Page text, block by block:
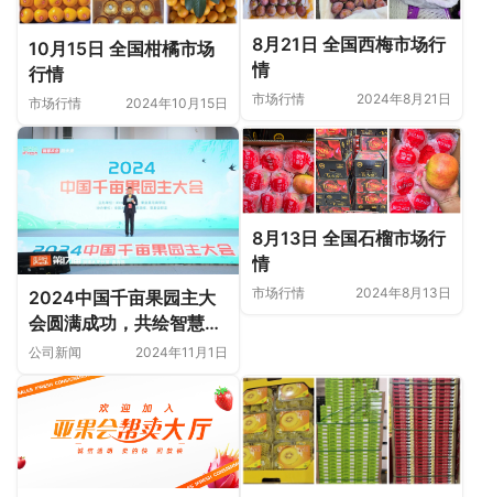
10月15日 全国柑橘市场
行情
市场行情 2024年10月15日
8月21日 全国西梅市场行
情
市场行情 2024年8月21日
2024中国千亩果园主大
会圆满成功，共绘智慧农
业新蓝图
公司新闻 2024年11月1日
8月13日 全国石榴市场行
情
市场行情 2024年8月13日